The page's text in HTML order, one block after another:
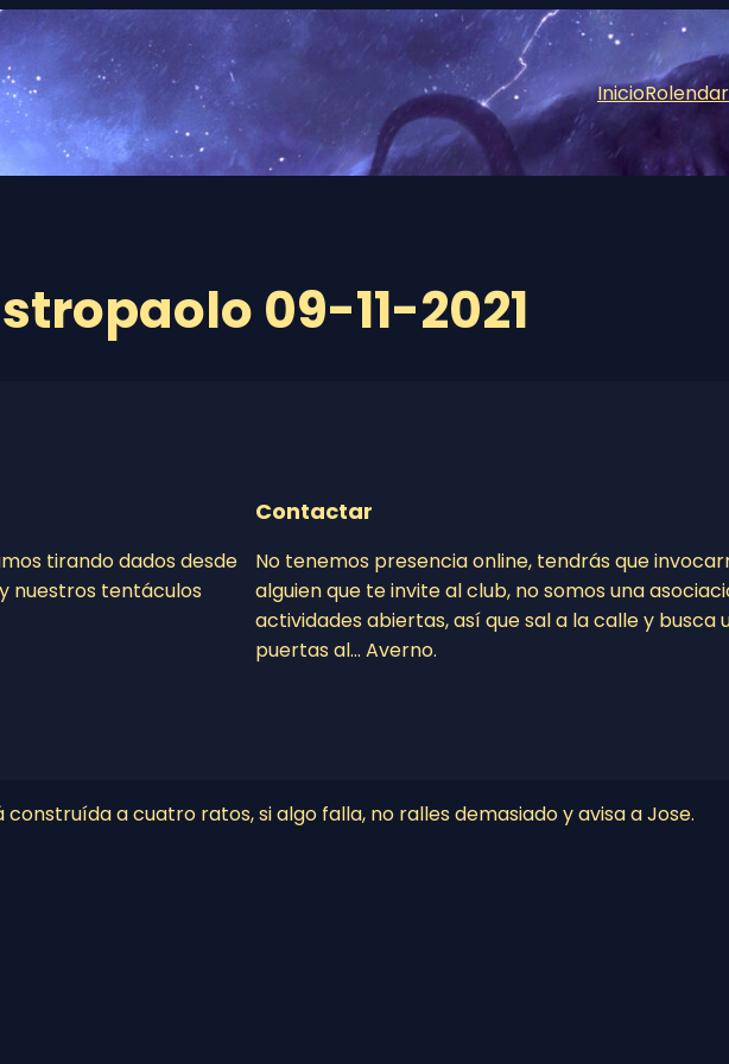
Inicio
09-11-2021
tirando dados desde
nuestros tentáculos
Contactar
No tenemos presencia online, tendrás que
alguien que te invite al club, no somos una
actividades abiertas, así que sal a la calle y busca
puertas al… Averno.
construída a cuatro ratos, si algo falla, no ralles demasiado y avisa a Jose.